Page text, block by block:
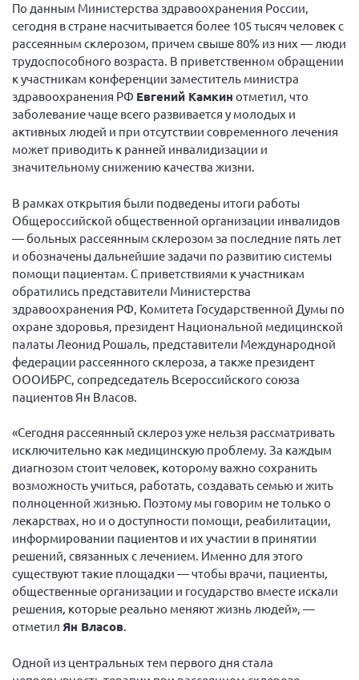
Конференция ОООИБРС 2025
Экспертный совет ОООИБРС 2025
Конференция ОООИБРС 2024
Конференция ОООИБРС 2023
Конференция ОООИБРС 2022
Конференция ОООИБРС 2021
Конференция ВСЭ 2021
Документы съездов
Первый съезд
Второй съезд
Третий съезд
Четвертый съезд
Пятый съезд
Шестой съезд
ОФ «Фонд содействия больным рассеянным
склерозом»
Новости: Казахстан
Письма и официальные ответы
Нормативно-правовые документы
Методическая литература для НКО
Публичные отчеты
Исследования, аналитика, мнения
Всероссийская онлайн конференция
"Рассеянный склероз. XX лет работы
ОООИБРС" (25-29.08.2020)
"Рассеянный склероз: новые реалии" (26-
29.05.2022)
По данным Министерства здравоохранения России,
сегодня в стране насчитывается более 105 тысяч человек с
рассеянным склерозом, причем свыше 80% из них — люди
трудоспособного возраста. В приветственном обращении
к участникам конференции заместитель министра
здравоохранения РФ Евгений Камкин отметил, что
заболевание чаще всего развивается у молодых и
активных людей и при отсутствии современного лечения
может приводить к ранней инвалидизации и
значительному снижению качества жизни.
В рамках открытия были подведены итоги работы
Общероссийской общественной организации инвалидов
— больных рассеянным склерозом за последние пять лет
и обозначены дальнейшие задачи по развитию системы
помощи пациентам. С приветствиями к участникам
обратились представители Министерства
здравоохранения РФ, Комитета Государственной Думы по
охране здоровья, президент Национальной медицинской
палаты Леонид Рошаль, представители Международной
федерации рассеянного склероза, а также президент
ОООИБРС, сопредседатель Всероссийского союза
пациентов Ян Власов.
«Сегодня рассеянный склероз уже нельзя рассматривать
исключительно как медицинскую проблему. За каждым
диагнозом стоит человек, которому важно сохранить
возможность учиться, работать, создавать семью и жить
полноценной жизнью. Поэтому мы говорим не только о
лекарствах, но и о доступности помощи, реабилитации,
информировании пациентов и их участии в принятии
решений, связанных с лечением. Именно для этого
существуют такие площадки — чтобы врачи, пациенты,
общественные организации и государство вместе искали
решения, которые реально меняют жизнь людей», —
отметил Ян Власов.
Одной из центральных тем первого дня стала